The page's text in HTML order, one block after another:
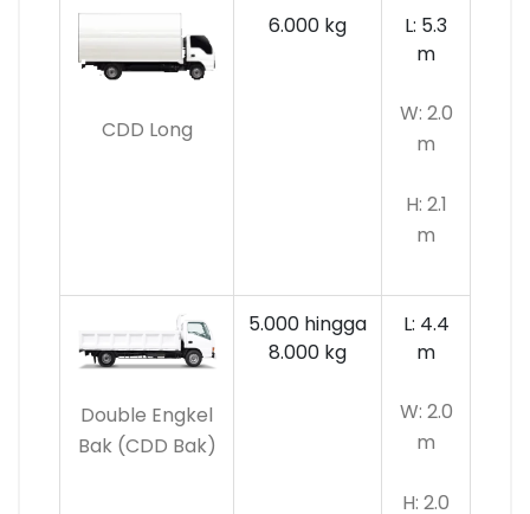
CDD Long
6.000 kg
L: 5.3
m
W: 2.0
m
H: 2.1
m
Double Engkel
Bak (CDD Bak)
5.000 hingga
8.000 kg
L: 4.4
m
W: 2.0
m
H: 2.0